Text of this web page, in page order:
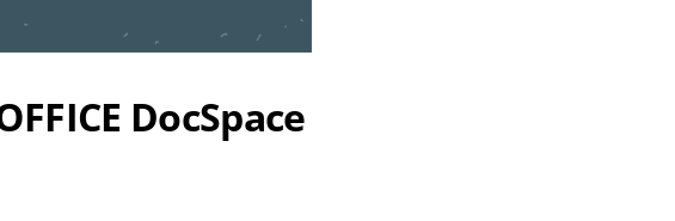
DocSpace